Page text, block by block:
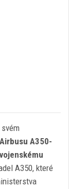
Airbusu A350-
A350, které